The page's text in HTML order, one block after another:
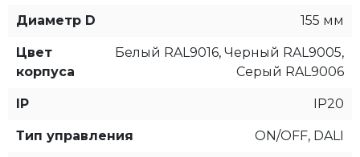
Диаметр D 155 мм
Цвет
корпуса
Белый RAL9016, Черный RAL9005,
Серый RAL9006
IP IP20
Тип управления ON/OFF, DALI